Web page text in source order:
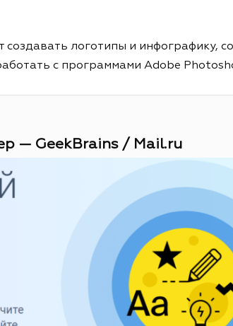
создавать логотипы и инфографику,
с программами Adobe
— GeekBrains / Mail.ru